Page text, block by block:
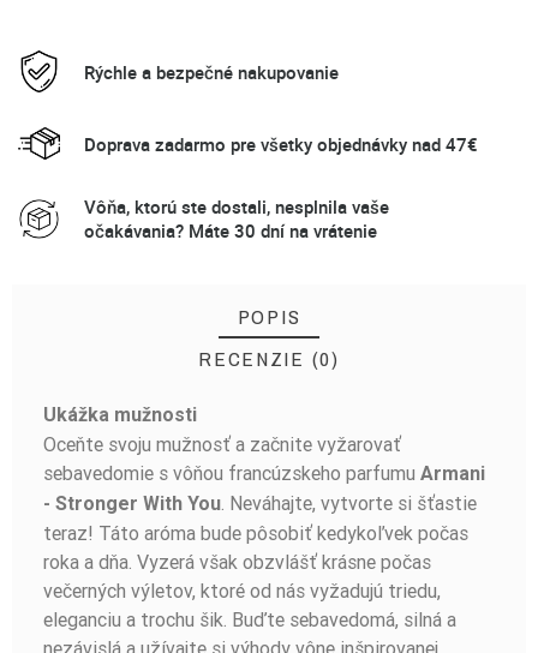
Rýchle a bezpečné nakupovanie
Doprava zadarmo pre všetky objednávky nad 47€
Vôňa, ktorú ste dostali, nesplnila vaše
očakávania? Máte 30 dní na vrátenie
POPIS
RECENZIE (0)
Ukážka mužnosti
Oceňte svoju mužnosť a začnite vyžarovať
sebavedomie s vôňou francúzskeho parfumu Armani
- Stronger With You. Neváhajte, vytvorte si šťastie
teraz! Táto aróma bude pôsobiť kedykoľvek počas
roka a dňa. Vyzerá však obzvlášť krásne počas
večerných výletov, ktoré od nás vyžadujú triedu,
eleganciu a trochu šik. Buďte sebavedomá, silná a
BUĎTE PRVÝ, KTO NAPÍŠE RECENZIU!